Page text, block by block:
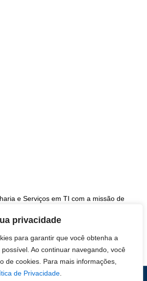
privacidade
para garantir que você obtenha a
Ao continuar navegando, você
de cookies. Para mais informações,
de Privacidade
e Serviços em TI com a missão de
contínua
pela visita à
chame aqui no
se precisar.